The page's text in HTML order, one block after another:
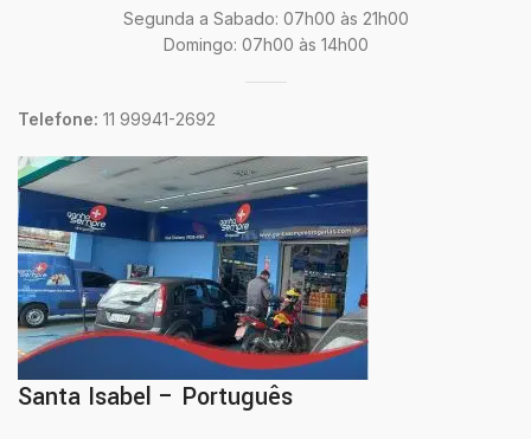
Segunda a Sabado: 07h00 às 21h00
Domingo: 07h00 às 14h00
Telefone: 11 99941-2692
Santa Isabel – Português